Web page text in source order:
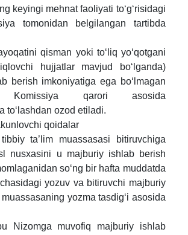
keyingi mehnat faoliyati to‘g‘risidagi
tomonidan belgilangan tartibda
qisman yoki to‘liq yo‘qotgani
hujjatlar mavjud bo‘lganda)
berish imkoniyatiga ega bo‘lmagan
Komissiya qarori asosida
to‘lashdan ozod etiladi.
qoidalar
ta’lim muassasasi bitiruvchiga
nusxasini u majburiy ishlab berish
so‘ng bir hafta muddatda
yozuv va bitiruvchi majburiy
yozma tasdig‘i asosida
muvofiq majburiy ishlab